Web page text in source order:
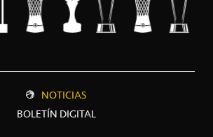
NOTICIAS
BOLETÍN DIGITAL